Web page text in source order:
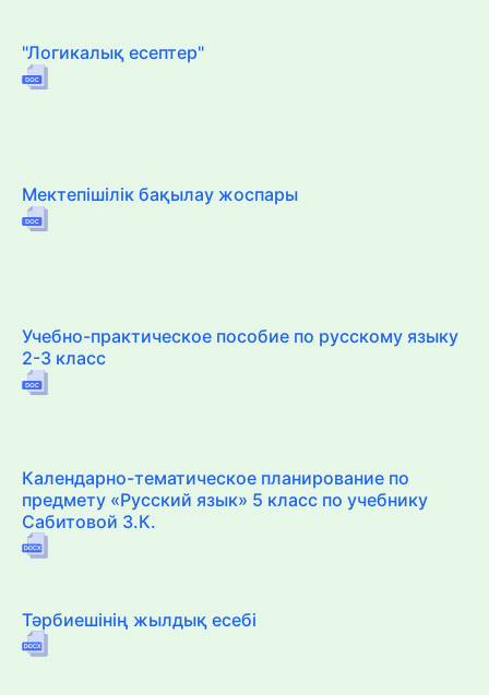
"Логикалық есептер"
Мектепішілік бақылау жоспары
Учебно-практическое пособие по русскому языку
2-3 класс
Календарно-тематическое планирование по
предмету «Русский язык» 5 класс по учебнику
Сабитовой З.К.
Тәрбиешінің жылдық есебі